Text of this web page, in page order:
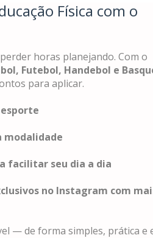
Física com o
horas planejando. Com o
Futebol, Handebol e
para aplicar.
modalidade
facilitar seu dia a dia
no Instagram com
— de forma simples, prática e